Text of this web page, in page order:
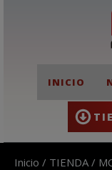
INICIO
Inicio / TIENDA /